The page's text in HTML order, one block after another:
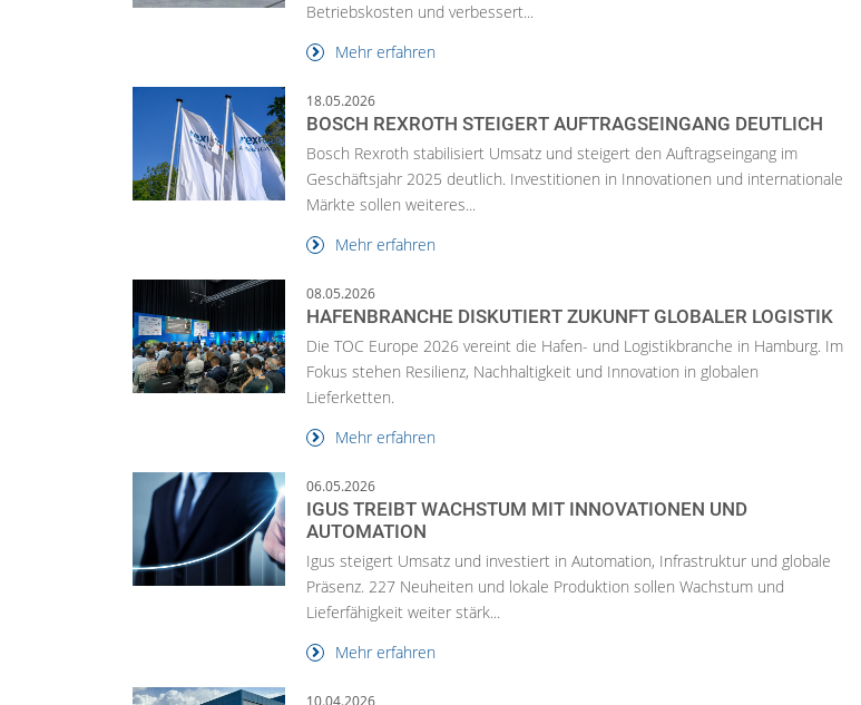
Betriebskosten und verbessert...
Mehr erfahren
18.05.2026
BOSCH REXROTH STEIGERT AUFTRAGSEINGANG DEUTLICH
Bosch Rexroth stabilisiert Umsatz und steigert den Auftragseingang im
Geschäftsjahr 2025 deutlich. Investitionen in Innovationen und internationale
Märkte sollen weiteres...
Mehr erfahren
08.05.2026
HAFENBRANCHE DISKUTIERT ZUKUNFT GLOBALER LOGISTIK
Die TOC Europe 2026 vereint die Hafen- und Logistikbranche in Hamburg. Im
Fokus stehen Resilienz, Nachhaltigkeit und Innovation in globalen
Lieferketten.
Mehr erfahren
06.05.2026
IGUS TREIBT WACHSTUM MIT INNOVATIONEN UND
AUTOMATION
Igus steigert Umsatz und investiert in Automation, Infrastruktur und globale
Präsenz. 227 Neuheiten und lokale Produktion sollen Wachstum und
Lieferfähigkeit weiter stärk...
Mehr erfahren
10.04.2026